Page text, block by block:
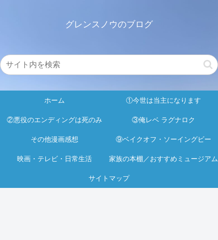
グレンスノウのブログ
ホーム ①今世は当主になります
②悪役のエンディングは死のみ ③俺レベ ラグナロク
その他漫画感想 ⑨ベイクオフ・ソーイングビー
映画・テレビ・日常生活 家族の本棚／おすすめミュージアム
サイトマップ